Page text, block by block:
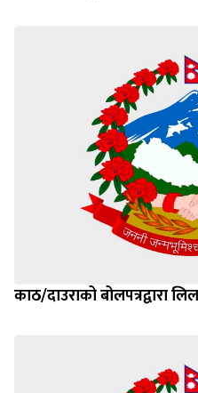
काठ/दाउराको बोलपत्रद्वारा